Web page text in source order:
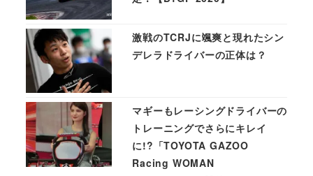
激戦のTCRJに颯爽と現れたシン
デレラドライバーの正体は？
マギーもレーシングドライバーの
トレーニングでさらにキレイ
に!?「TOYOTA GAZOO
Racing WOMAN